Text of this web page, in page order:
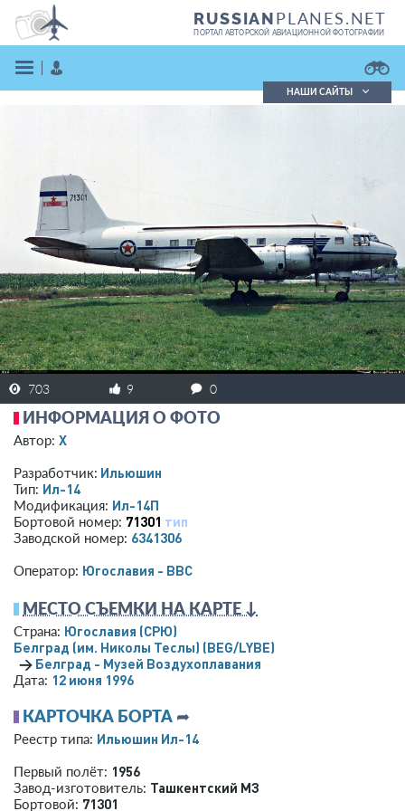
RUSSIANPLANES.NET
ПОРТАЛ АВТОРСКОЙ АВИАЦИОННОЙ ФОТОГРАФИИ
ЗАРЕГИСТРИРОВАТЬСЯ
НАШИ САЙТЫ
703 9 0
ИНФОРМАЦИЯ О ФОТО
Автор: X
Разработчик: Ильюшин
Тип: Ил-14
Модификация: Ил-14П
Бортовой номер: 71301 тип
Заводской номер: 6341306
Оператор: Югославия - ВВС
МЕСТО СЪЕМКИ НА КАРТЕ ↓
Страна: Югославия (СРЮ)
Белград (им. Николы Теслы) (BEG/LYBE)
→ Белград - Музей Воздухоплавания
Дата: 12 июня 1996
КАРТОЧКА БОРТА ➦
Реестр типа: Ильюшин Ил-14
Первый полёт: 1956
Завод-изготовитель: Ташкентский МЗ
Бортовой: 71301